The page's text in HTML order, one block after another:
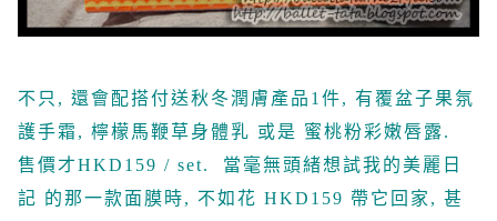
不只, 還會配搭付送秋冬潤膚產品1件, 有覆盆子果氛
護手霜, 檸檬馬鞭草身體乳 或是 蜜桃粉彩嫩唇露.
售價才HKD159 / set. 當毫無頭緒想試我的美麗日
記 的那一款面膜時, 不如花 HKD159 帶它回家, 甚